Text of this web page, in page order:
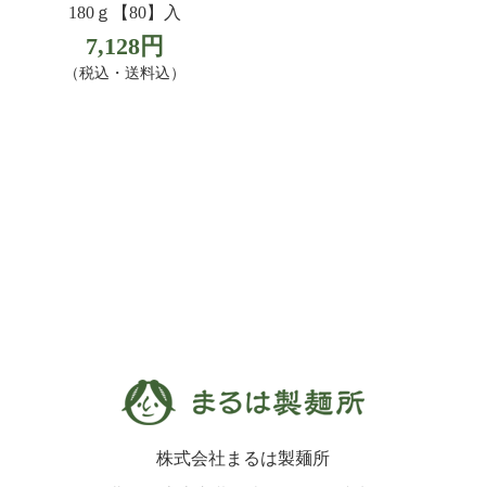
180ｇ【80】入
7,128円
（税込・送料込）
株式会社まるは製麺所